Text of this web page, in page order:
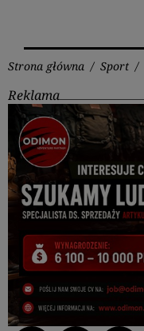
Strona główna / Sport /
Reklama